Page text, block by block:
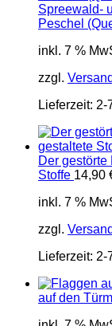
Spreewald-
Peschel
inkl. 7 %
zzgl.
Lieferzeit: 2-
Der
Stoffe 14,90
inkl. 7 %
zzgl.
Lieferzeit: 2-
auf den